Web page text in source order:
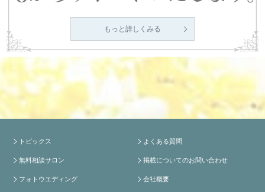
もっと詳しくみる
トピックス
無料相談サロン
フォトウエディング
よくある質問
掲載についてのお問い合わせ
会社概要